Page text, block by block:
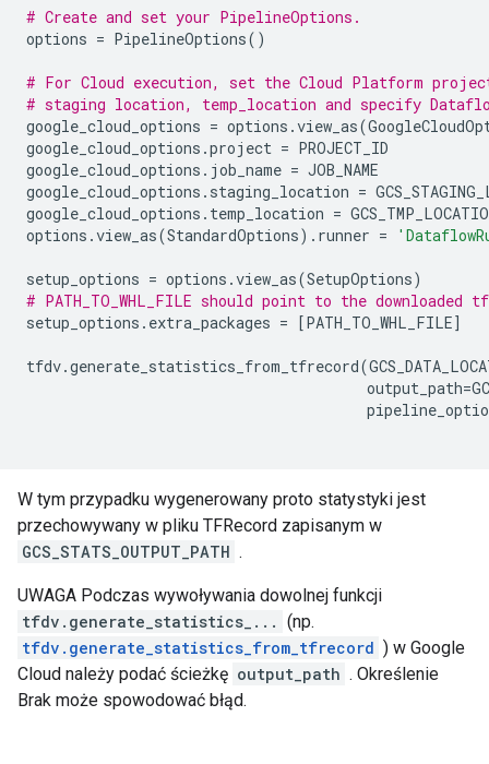
# Create and set your PipelineOptions.
options = PipelineOptions()
# For Cloud execution, set the Cloud Platform
# staging location, temp_location and specify
google_cloud_options = options .view_as(
google_cloud_options .project = PROJECT_ID
google_cloud_options . job_name = JOB_NAME
google_cloud_options . staging_location =
google_cloud_options . temp_location =
options .view_as(StandardOptions) . runner =
setup_options = options .view_as(SetupOptions)
# PATH_TO_WHL_FILE should point to the
setup_options . extra_packages = [PATH_TO_WHL_FILE]
tfdv.generate_statistics_from_tfrecord(
output_path=
W tym przypadku wygenerowany proto statystyki jest
przechowywany w pliku TFRecord zapisanym w
GCS_STATS_OUTPUT_PATH .
UWAGA Podczas wywoływania dowolnej funkcji
tfdv.generate_statistics_... (np.
tfdv.generate_statistics_from_tfrecord ) w Google
Cloud należy podać ścieżkę output_path . Określenie
Brak może spowodować błąd.